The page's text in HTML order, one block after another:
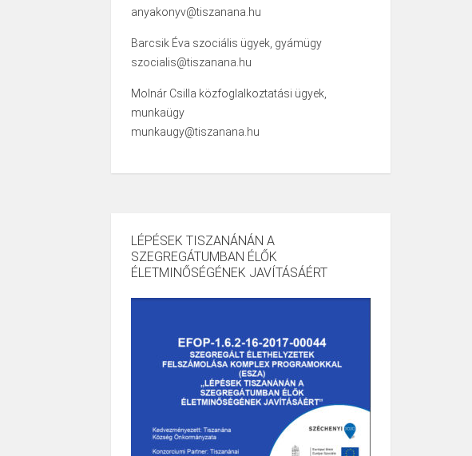
anyakonyv@tiszanana.hu
Barcsik Éva szociális ügyek, gyámügy
szocialis@tiszanana.hu
Molnár Csilla közfoglalkoztatási ügyek,
munkaügy
munkaugy@tiszanana.hu
LÉPÉSEK TISZANÁNÁN A
SZEGREGÁTUMBAN ÉLŐK
ÉLETMINŐSÉGÉNEK JAVÍTÁSÁÉRT